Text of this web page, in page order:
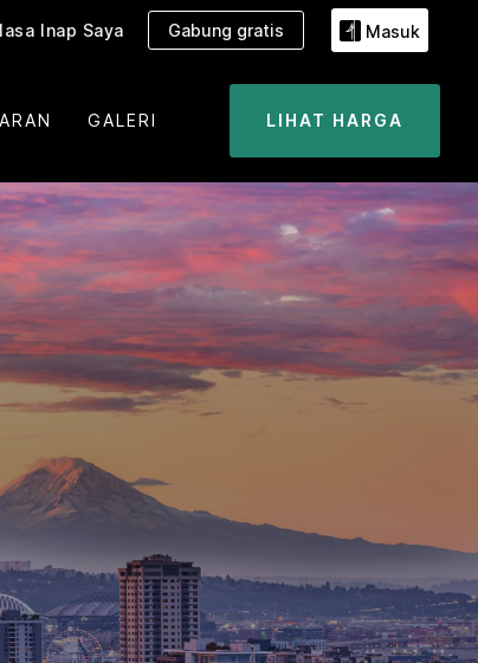
Inap Saya Gabung gratis Masuk
GALERI LIHAT HARGA